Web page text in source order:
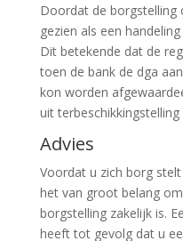
Doordat de borgstelling
gezien als een
Dit betekende dat de
toen de bank de dga
kon worden
uit
Advies
Voordat u zich borg
het van groot belang
borgstelling zakelijk is.
heeft tot gevolg dat u